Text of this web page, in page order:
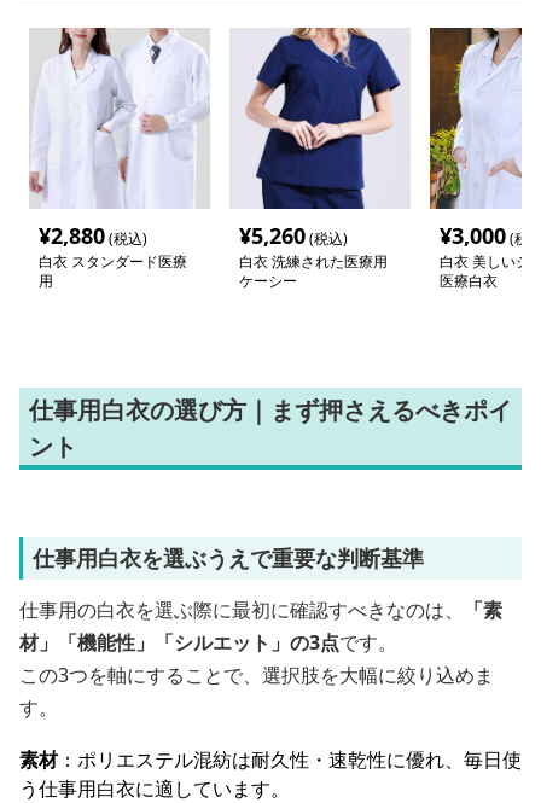
¥2,880(税込)
白衣 スタンダード医療
用
¥5,260(税込)
白衣 洗練された医療用
ケーシー
¥3,000(税
白衣 美しいシ
医療白衣
仕事用白衣の選び方｜まず押さえるべきポイ
ント
仕事用白衣を選ぶうえで重要な判断基準
仕事用の白衣を選ぶ際に最初に確認すべきなのは、
「素
材」「機能性」「シルエット」の3点です。
この3つを軸にすることで、選択肢を大幅に絞り込めま
す。
素材：ポリエステル混紡は耐久性・速乾性に優れ、毎日使
う仕事用白衣に適しています。